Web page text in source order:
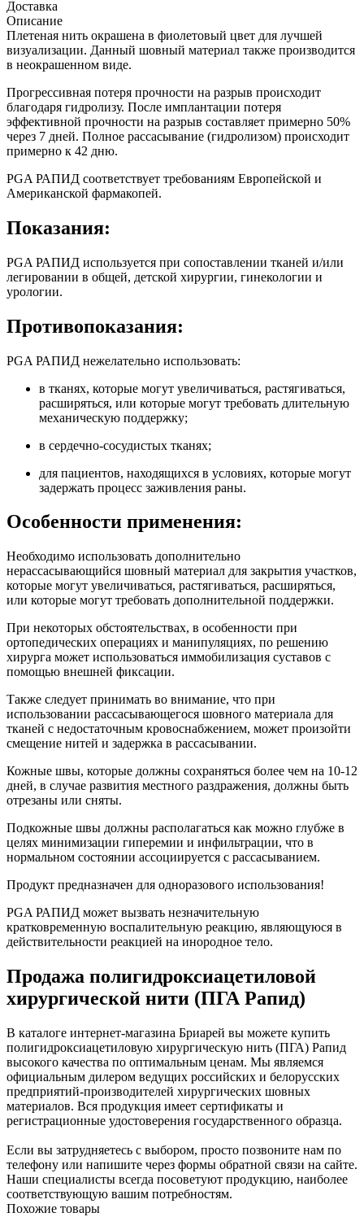
Доставка
Описание
Плетеная нить окрашена в фиолетовый цвет для лучшей
визуализации. Данный шовный материал также производится
в неокрашенном виде.
Прогрессивная потеря прочности на разрыв происходит
благодаря гидролизу. После имплантации потеря
эффективной прочности на разрыв составляет примерно 50%
через 7 дней. Полное рассасывание (гидролизом) происходит
примерно к 42 дню.
PGA РАПИД соответствует требованиям Европейской и
Американской фармакопей.
Показания:
PGA РАПИД используется при сопоставлении тканей и/или
легировании в общей, детской хирургии, гинекологии и
урологии.
Противопоказания:
PGA РАПИД нежелательно использовать:
в тканях, которые могут увеличиваться, растягиваться,
расширяться, или которые могут требовать длительную
механическую поддержку;
в сердечно-сосудистых тканях;
для пациентов, находящихся в условиях, которые могут
задержать процесс заживления раны.
Особенности применения:
Необходимо использовать дополнительно
нерассасывающийся шовный материал для закрытия участков,
которые могут увеличиваться, растягиваться, расширяться,
или которые могут требовать дополнительной поддержки.
При некоторых обстоятельствах, в особенности при
ортопедических операциях и манипуляциях, по решению
хирурга может использоваться иммобилизация суставов с
помощью внешней фиксации.
Также следует принимать во внимание, что при
использовании рассасывающегося шовного материала для
тканей с недостаточным кровоснабжением, может произойти
смещение нитей и задержка в рассасывании.
Кожные швы, которые должны сохраняться более чем на 10-12
дней, в случае развития местного раздражения, должны быть
отрезаны или сняты.
Подкожные швы должны располагаться как можно глубже в
целях минимизации гиперемии и инфильтрации, что в
нормальном состоянии ассоциируется с рассасыванием.
Продукт предназначен для одноразового использования!
PGA РАПИД может вызвать незначительную
кратковременную воспалительную реакцию, являющуюся в
действительности реакцией на инородное тело.
Продажа полигидроксиацетиловой
хирургической нити (ПГА Рапид)
В каталоге интернет-магазина Бриарей вы можете купить
полигидроксиацетиловую хирургическую нить (ПГА) Рапид
высокого качества по оптимальным ценам. Мы являемся
официальным дилером ведущих российских и белорусских
предприятий-производителей хирургических шовных
материалов. Вся продукция имеет сертификаты и
регистрационные удостоверения государственного образца.
Если вы затрудняетесь с выбором, просто позвоните нам по
телефону или напишите через формы обратной связи на сайте.
Наши специалисты всегда посоветуют продукцию, наиболее
соответствующую вашим потребностям.
Похожие товары